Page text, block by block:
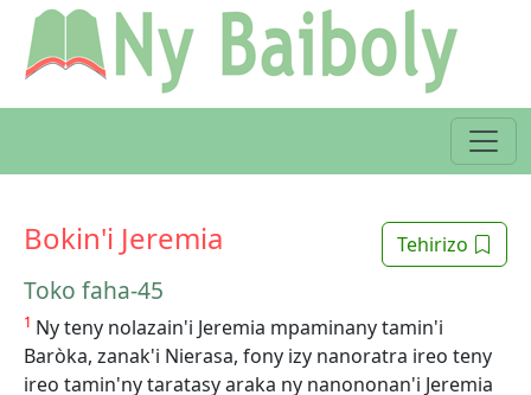
Tehirizo
Bokin'i Jeremia
Toko faha-45
1 Ny teny nolazain'i Jeremia mpaminany tamin'i
Baròka, zanak'i Nierasa, fony izy nanoratra ireo teny
ireo tamin'ny taratasy araka ny nanononan'i Jeremia